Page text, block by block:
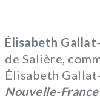
Élisabeth
de Salière,
Élisabeth
Nouvelle-France